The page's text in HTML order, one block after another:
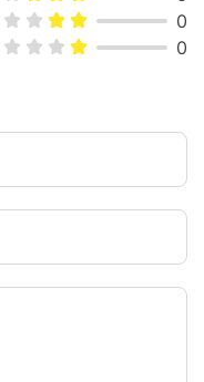
0
0